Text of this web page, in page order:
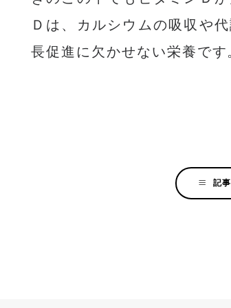
Ｄは、カルシウムの吸収や
長促進に欠かせない栄養です
記